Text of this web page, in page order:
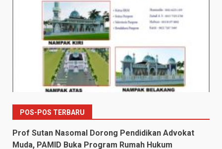
POS-POS TERBARU
Prof Sutan Nasomal Dorong Pendidikan Advokat
Muda, PAMID Buka Program Rumah Hukum